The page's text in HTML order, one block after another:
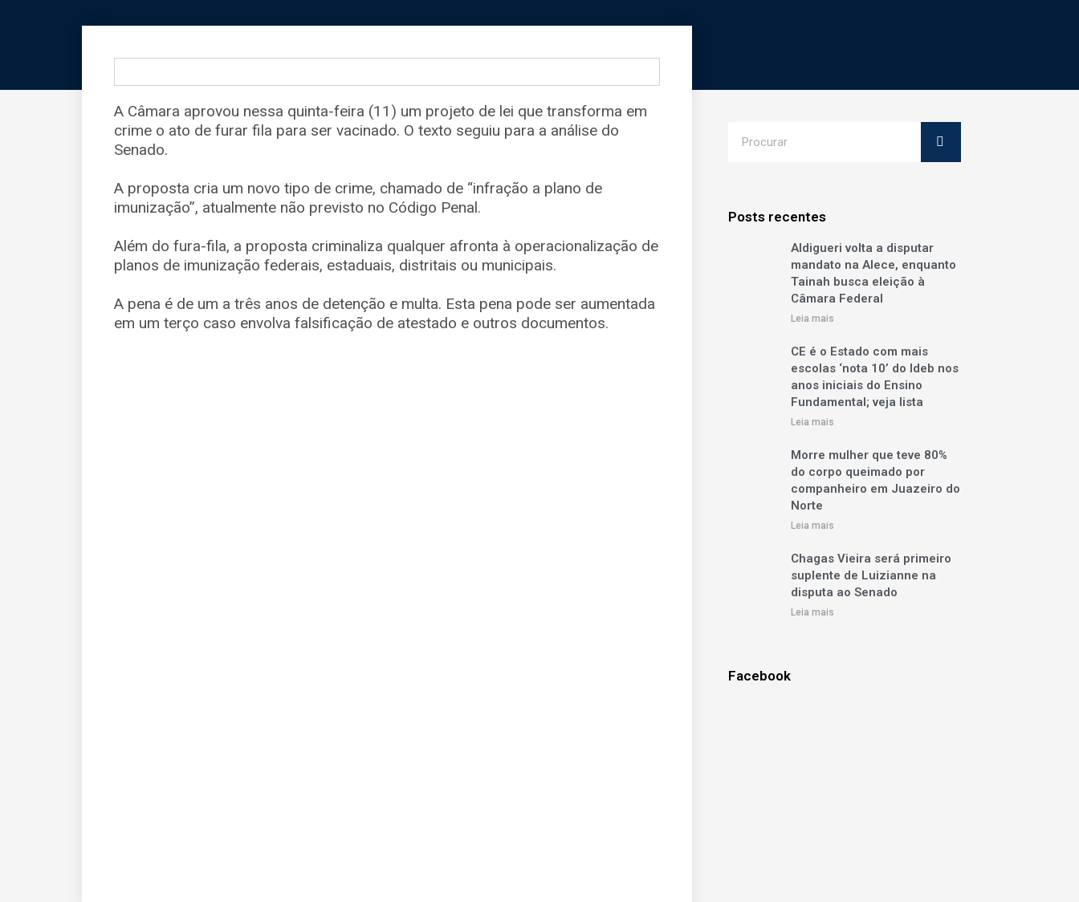
A Câmara aprovou nessa quinta-feira (11) um projeto de lei que transforma em
crime o ato de furar fila para ser vacinado. O texto seguiu para a análise do
Senado.
A proposta cria um novo tipo de crime, chamado de “infração a plano de
imunização”, atualmente não previsto no Código Penal.
Além do fura-fila, a proposta criminaliza qualquer afronta à operacionalização de
planos de imunização federais, estaduais, distritais ou municipais.
A pena é de um a três anos de detenção e multa. Esta pena pode ser aumentada
em um terço caso envolva falsificação de atestado e outros documentos.
Posts recentes
Aldigueri volta a disputar
mandato na Alece, enquanto
Tainah busca eleição à
Câmara Federal
Leia mais
CE é o Estado com mais
escolas ‘nota 10’ do Ideb nos
anos iniciais do Ensino
Fundamental; veja lista
Leia mais
Morre mulher que teve 80%
do corpo queimado por
companheiro em Juazeiro do
Norte
Leia mais
Chagas Vieira será primeiro
suplente de Luizianne na
disputa ao Senado
Leia mais
Facebook